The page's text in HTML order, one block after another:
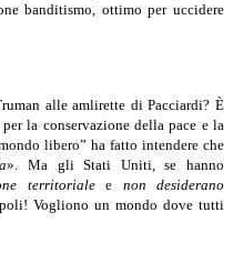
banditismo, ottimo per uccidere
alle amlirette di Pacciardi? È
la conservazione della pace e la
libero” ha fatto intendere che
». Ma gli Stati Uniti, se hanno
territorialee non desiderano
Vogliono un mondo dove tutti